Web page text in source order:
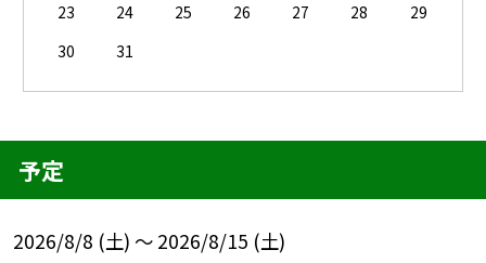
23
24 25 26 27 28
29
30
31
予定
2026/8/8 (土) ～ 2026/8/15 (土)